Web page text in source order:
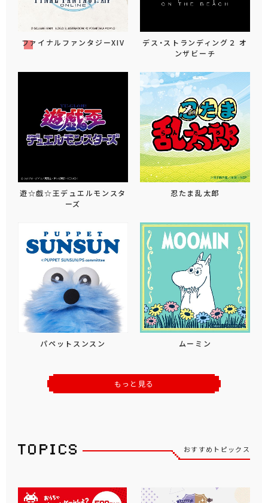
ファイナルファンタジーXIV
デス・ストランディング２ オ
ンザビーチ
遊☆戯☆王デュエルモンスタ
ーズ
忍たま乱太郎
パペットスンスン ムーミン
もっと見る
おすすめトピックス